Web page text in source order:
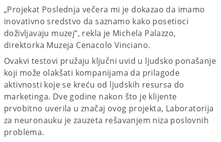
„Projekat Poslednja večera mi je dokazao da imamo
inovativno sredstvo da saznamo kako posetioci
doživljavaju muzej“, rekla je Michela Palazzo,
direktorka Muzeja Cenacolo Vinciano.
Ovakvi testovi pružaju ključni uvid u ljudsko ponašanje
koji može olakšati kompanijama da prilagode
aktivnosti koje se kreću od ljudskih resursa do
marketinga. Dve godine nakon što je klijente
prvobitno uverila u značaj ovog projekta, Laboratorija
za neuronauku je zauzeta rešavanjem niza poslovnih
problema.